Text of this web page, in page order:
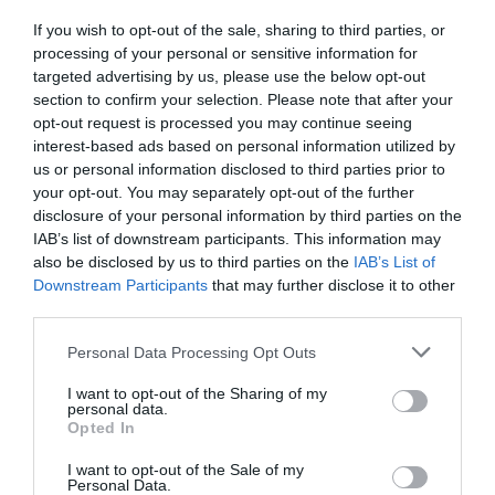
If you wish to opt-out of the sale, sharing to third parties, or
processing of your personal or sensitive information for
targeted advertising by us, please use the below opt-out
section to confirm your selection. Please note that after your
opt-out request is processed you may continue seeing
interest-based ads based on personal information utilized by
us or personal information disclosed to third parties prior to
your opt-out. You may separately opt-out of the further
disclosure of your personal information by third parties on the
IAB’s list of downstream participants. This information may
also be disclosed by us to third parties on the IAB’s List of
Downstream Participants that may further disclose it to other
Personal Data Processing Opt Outs
I want to opt-out of the Sharing of my
personal data.
Opted In
I want to opt-out of the Sale of my
Personal Data.
Η σειρά διαδραματίζεται σε πολυτελείς
τοποθεσίες, αλλά δείχνει ότι ακόμα κι αν
βρίσκονται στον παράδεισο, οι άνθρωποι δεν
μπορούν να ξεφύγουν από τα προβλήματά
τους. Τι βρήκατε πιο ενδιαφέρον στον τρόπο
που η σειρά αντιπαραβάλλει την εξωτερική
πολυτέλεια με την εσωτερική δυσαρέσκεια;
Ν.Ρ.: «Νομίζω ότι αυτό θυμίζει τη γνωστή φράση
“όπου κι αν πας, πάντα κουβαλάς τον εαυτό
στο εξωτερικό, σε μια χώρα που είναι τόσο
ομοιογενής και νιώθεις ξένος, βλέπεις τον εαυτό
σου πιο έντονα. Θυμάμαι την πρώτη φορά που
πήγα στην Ιαπωνία, αισθανόμουν σαν να